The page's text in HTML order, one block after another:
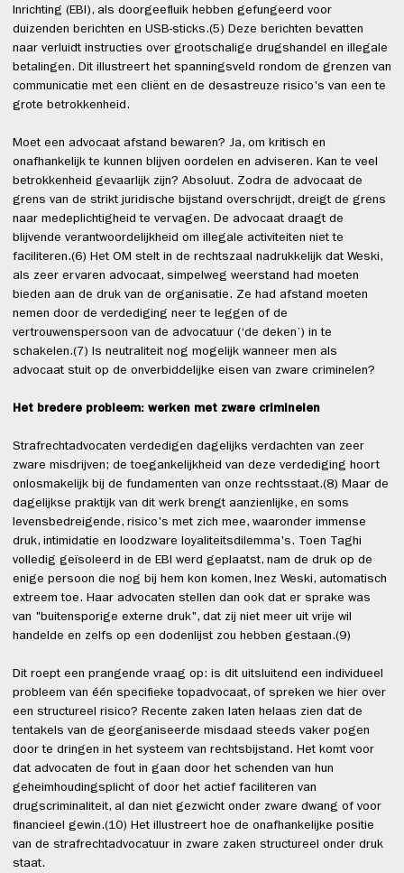
Inrichting (EBI), als doorgeefluik hebben gefungeerd voor
duizenden berichten en USB-sticks.(5) Deze berichten bevatten
naar verluidt instructies over grootschalige drugshandel en illegale
betalingen. Dit illustreert het spanningsveld rondom de grenzen van
communicatie met een cliënt en de desastreuze risico's van een te
grote betrokkenheid.
Moet een advocaat afstand bewaren? Ja, om kritisch en
onafhankelijk te kunnen blijven oordelen en adviseren. Kan te veel
betrokkenheid gevaarlijk zijn? Absoluut. Zodra de advocaat de
grens van de strikt juridische bijstand overschrijdt, dreigt de grens
naar medeplichtigheid te vervagen. De advocaat draagt de
blijvende verantwoordelijkheid om illegale activiteiten niet te
faciliteren.(6) Het OM stelt in de rechtszaal nadrukkelijk dat Weski,
als zeer ervaren advocaat, simpelweg weerstand had moeten
bieden aan de druk van de organisatie. Ze had afstand moeten
nemen door de verdediging neer te leggen of de
vertrouwenspersoon van de advocatuur (‘de deken’) in te
schakelen.(7) Is neutraliteit nog mogelijk wanneer men als
advocaat stuit op de onverbiddelijke eisen van zware criminelen?
Het bredere probleem: werken met zware criminelen
Strafrechtadvocaten verdedigen dagelijks verdachten van zeer
zware misdrijven; de toegankelijkheid van deze verdediging hoort
onlosmakelijk bij de fundamenten van onze rechtsstaat.(8) Maar de
dagelijkse praktijk van dit werk brengt aanzienlijke, en soms
levensbedreigende, risico's met zich mee, waaronder immense
druk, intimidatie en loodzware loyaliteitsdilemma's. Toen Taghi
volledig geïsoleerd in de EBI werd geplaatst, nam de druk op de
enige persoon die nog bij hem kon komen, Inez Weski, automatisch
extreem toe. Haar advocaten stellen dan ook dat er sprake was
van "buitensporige externe druk", dat zij niet meer uit vrije wil
handelde en zelfs op een dodenlijst zou hebben gestaan.(9)
Dit roept een prangende vraag op: is dit uitsluitend een individueel
probleem van één specifieke topadvocaat, of spreken we hier over
een structureel risico? Recente zaken laten helaas zien dat de
tentakels van de georganiseerde misdaad steeds vaker pogen
door te dringen in het systeem van rechtsbijstand. Het komt voor
dat advocaten de fout in gaan door het schenden van hun
geheimhoudingsplicht of door het actief faciliteren van
drugscriminaliteit, al dan niet gezwicht onder zware dwang of voor
financieel gewin.(10) Het illustreert hoe de onafhankelijke positie
van de strafrechtadvocatuur in zware zaken structureel onder druk
staat.